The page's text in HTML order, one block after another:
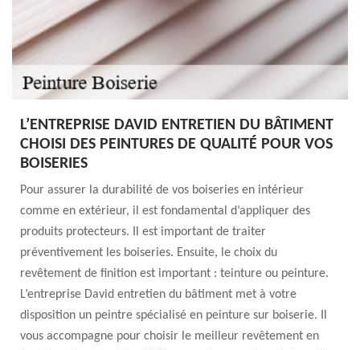
L’ENTREPRISE DAVID ENTRETIEN DU BÂTIMENT
CHOISI DES PEINTURES DE QUALITÉ POUR VOS
BOISERIES
Pour assurer la durabilité de vos boiseries en intérieur
comme en extérieur, il est fondamental d’appliquer des
produits protecteurs. Il est important de traiter
préventivement les boiseries. Ensuite, le choix du
revêtement de finition est important : teinture ou peinture.
L’entreprise David entretien du bâtiment met à votre
disposition un peintre spécialisé en peinture sur boiserie. Il
vous accompagne pour choisir le meilleur revêtement en